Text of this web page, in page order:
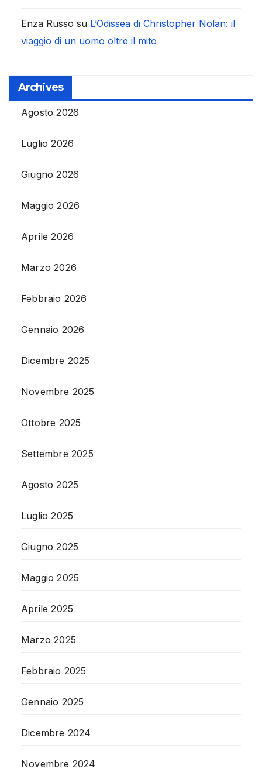
Enza Russo su L’Odissea di Christopher Nolan: il
viaggio di un uomo oltre il mito
Archives
Agosto 2026
Luglio 2026
Giugno 2026
Maggio 2026
Aprile 2026
Marzo 2026
Febbraio 2026
Gennaio 2026
Dicembre 2025
Novembre 2025
Ottobre 2025
Settembre 2025
Agosto 2025
Luglio 2025
Giugno 2025
Maggio 2025
Aprile 2025
Marzo 2025
Febbraio 2025
Gennaio 2025
Dicembre 2024
Novembre 2024